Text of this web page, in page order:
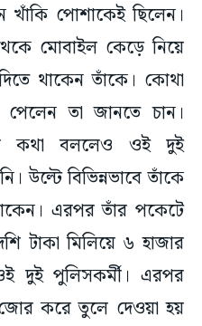
পোশাকেই ছিলেন।
মোবাইল কেড়ে নিয়ে
থাকেন তাঁকে। কোথা
তা জানতে চান।
কথা বললেও ওই দুই
উল্টে বিভিন্নভাবে তাঁকে
এরপর তাঁর পকেটে
টাকা মিলিয়ে ৬ হাজার
দুই পুলিসকর্মী। এরপর
জোর করে তুলে দেওয়া হয়